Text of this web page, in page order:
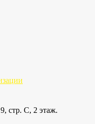
стр. С, 2 этаж.